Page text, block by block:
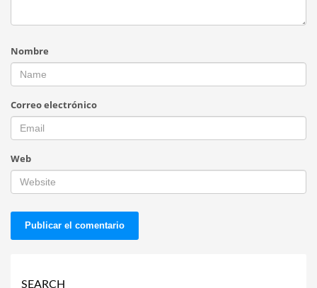
Nombre
Correo electrónico
Web
SEARCH